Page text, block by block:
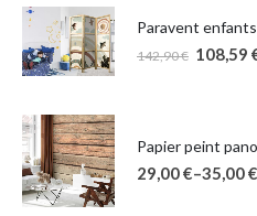
Paravent
142,90€ 108,59
Papier peint
29,00€–35,00€